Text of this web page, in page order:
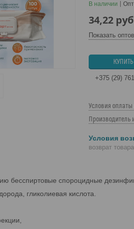
В наличии
34,22
Показать
КУПИТЬ
+375 (29)
Условия оплаты
Производитель
возврат
бесспиртовые спороцидные
гликолиевая кислота.